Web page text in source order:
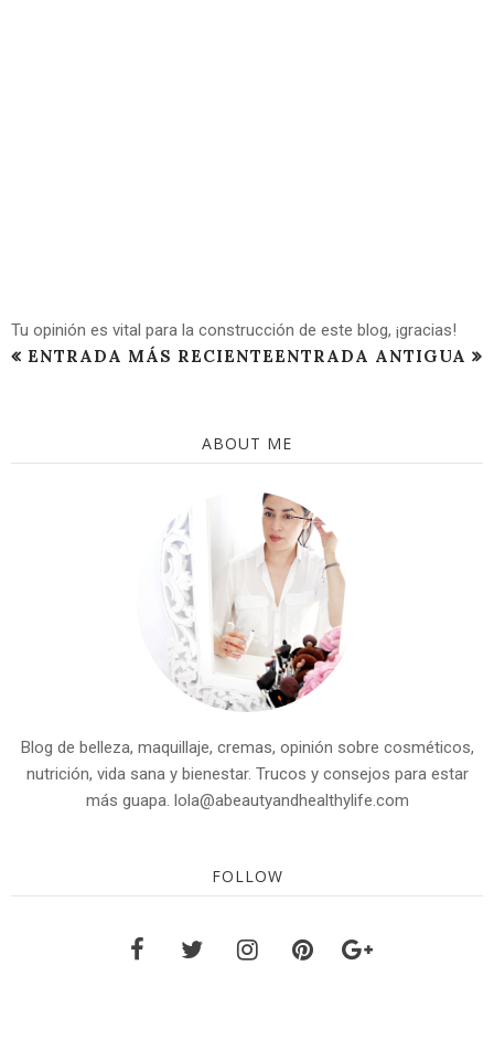
Tu opinión es vital para la construcción de este blog, ¡gracias!
ENTRADA MÁS RECIENTEENTRADA ANTIGUA
ABOUT ME
Blog de belleza, maquillaje, cremas, opinión sobre cosméticos,
nutrición, vida sana y bienestar. Trucos y consejos para estar
más guapa. lola@abeautyandhealthylife.com
FOLLOW